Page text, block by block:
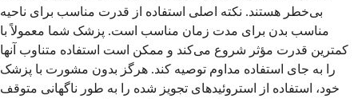
بی‌خطر هستند. نکته اصلی استفاده از قدرت مناسب برای ناحیه
مناسب بدن برای مدت زمان مناسب است. پزشک شما معمولاً با
کمترین قدرت مؤثر شروع می‌کند و ممکن است استفاده متناوب آنها
را به جای استفاده مداوم توصیه کند. هرگز بدون مشورت با پزشک
خود، استفاده از استروئیدهای تجویز شده را به طور ناگهانی متوقف